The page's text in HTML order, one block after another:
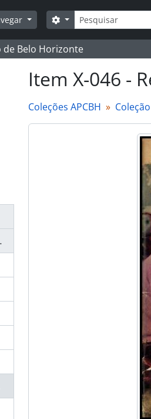
Buscar
Opções de busca
Belo Horizonte
Item X-046 -
Coleções APCBH